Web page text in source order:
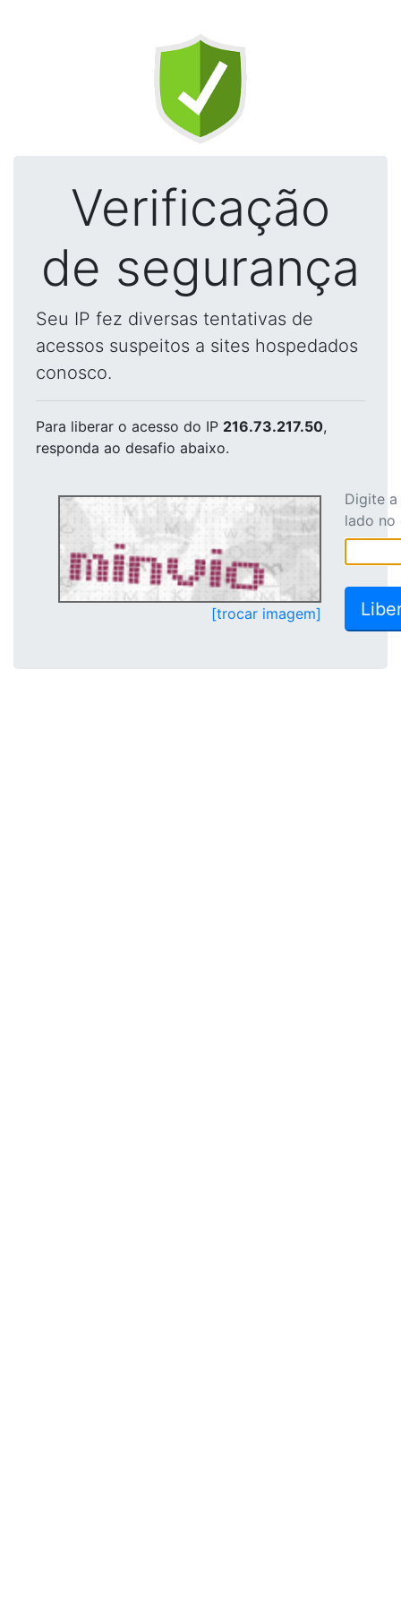
Verificação
de segurança
Seu IP fez diversas tentativas de
acessos suspeitos a sites hospedados
conosco.
Para liberar o acesso do IP 216.73.217.50,
responda ao desafio abaixo.
[trocar imagem]
Digite
lado no